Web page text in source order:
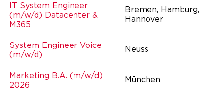
IT System Engineer
(m/w/d) Datacenter &
M365
Bremen, Hamburg,
Hannover
System Engineer Voice
(m/w/d)
Neuss
Marketing B.A. (m/w/d)
2026
München